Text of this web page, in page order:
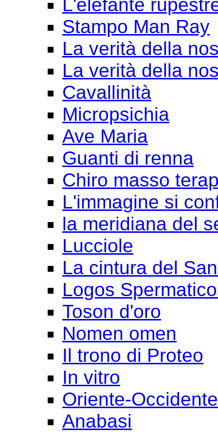
L'elefante
Stampo Man Ray
La verità della
La verità della
Cavallinità
Micropsichia
Ave Maria
Guanti di renna
Chiro masso
L'immagine si
la meridiana del
Lucciole
La cintura del
Logos
Toson d'oro
Nomen omen
Il trono di Proteo
In vitro
Oriente-
Anabasi